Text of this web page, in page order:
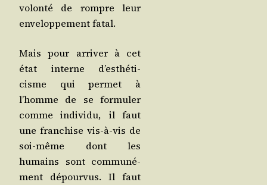
volon­té de rompre leur
enve­lop­pe­ment fatal.
Mais pour arri­ver à cet
état interne d’es­thé­ti­
cisme qui per­met à
l’homme de se for­mu­ler
comme indi­vi­du, il faut
une fran­chise vis-à-vis de
soi-même dont les
humains sont com­mu­né­
ment dépour­vus. Il faut